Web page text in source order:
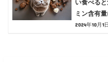
い食べる
ミン含有
2024年10月1日